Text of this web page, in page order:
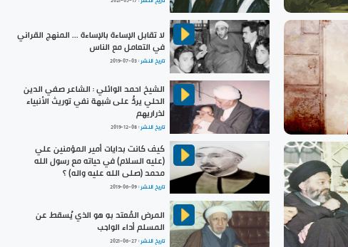
لا تقابل الإساءة بالإساءة ... المنهج القراني
في التعامل مع الناس
تاريخ النشر :2019-07-03
الشيخ احمد الوائلي : الشاعر صفي الدين
الحلي يردُّ على شبهة نفي توريث الأنبياء
لذراريهم
تاريخ النشر :2019-12-08
كيف كانت بدايات أمير المؤمنين علي
(عليه السلام) في حياته مع رسول الله
محمد (صلى الله عليه واله) ؟
تاريخ النشر :2019-06-09
المرض المُعتد بهِ هو الذي يُسقط عن
المسلم أداء الواجب
تاريخ النشر :2021-06-27